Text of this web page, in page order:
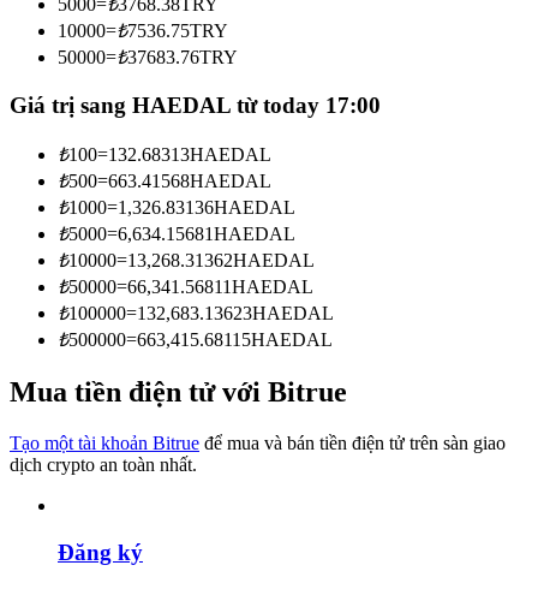
Thông tin
Phân tích dữ liệu lớn bao gồm thông tin giao dịch, v.v.
Hướng dẫn
Hướng dẫn giao dịch Spot
10000=₺7536.75TRY
50000=₺37683.76TRY
Giá trị sang HAEDAL từ today 17:00
₺100=132.68313HAEDAL
₺500=663.41568HAEDAL
₺1000=1,326.83136HAEDAL
₺5000=6,634.15681HAEDAL
₺10000=13,268.31362HAEDAL
₺50000=66,341.56811HAEDAL
₺100000=132,683.13623HAEDAL
₺500000=663,415.68115HAEDAL
Mua tiền điện tử với Bitrue
Tạo một tài khoản Bitrue để mua và bán tiền điện tử trên sàn giao
dịch crypto an toàn nhất.
Đăng ký